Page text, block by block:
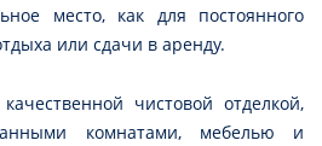
место, как для постоянного
или сдачи в аренду.
чистовой отделкой,
комнатами, мебелью и